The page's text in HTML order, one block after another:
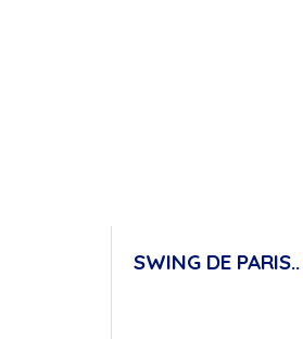
SWING DE PARIS..